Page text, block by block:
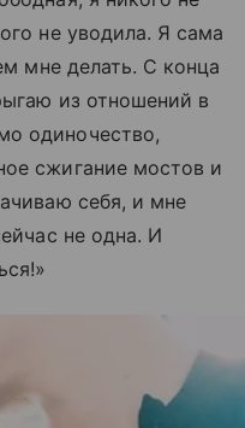
не уводила. Я сама
мне делать. С конца
из отношений в
одиночество,
сжигание мостов и
себя, и мне
не одна. И